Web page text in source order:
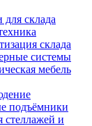
для склада
склада
системы
мебель
подъёмники
стеллажей и